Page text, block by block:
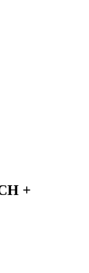
1 Verteiler
und
original Teile.
+